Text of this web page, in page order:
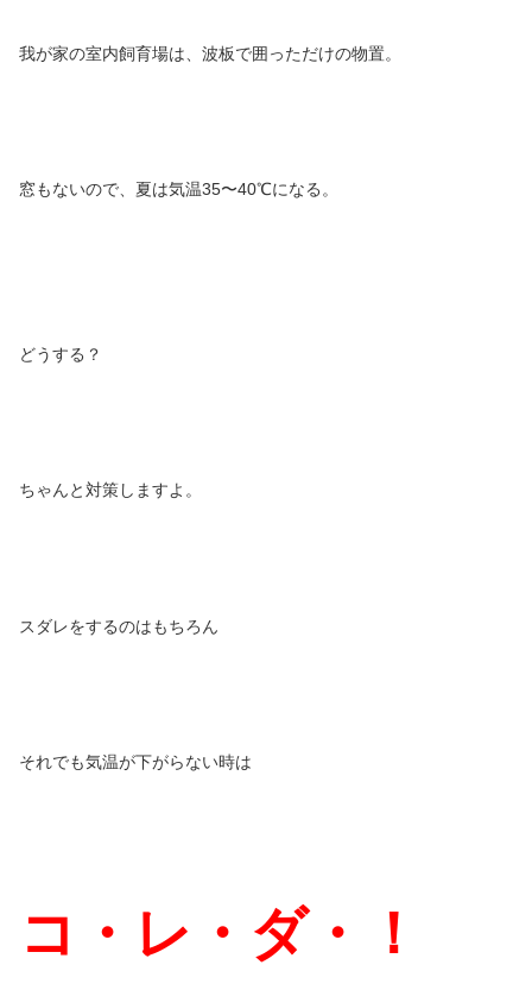
我が家の室内飼育場は、波板で囲っただけの物置。
窓もないので、夏は気温35〜40℃になる。
どうする？
ちゃんと対策しますよ。
スダレをするのはもちろん
それでも気温が下がらない時は
コ・レ・ダ・！